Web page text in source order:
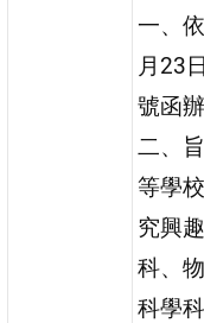
一、
月23
號函辦
二、
等學
究興
科、
科學